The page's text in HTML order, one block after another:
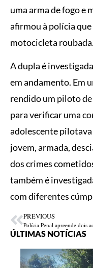
uma arma de fogo e
afirmou à polícia
motocicleta roubada.
A dupla é
em andamento. Em
rendido um piloto
para verificar uma
adolescente
jovem, armada,
dos crimes
também é
com diferentes
PREVIOUS
ÚLTIMAS NOTÍCIAS